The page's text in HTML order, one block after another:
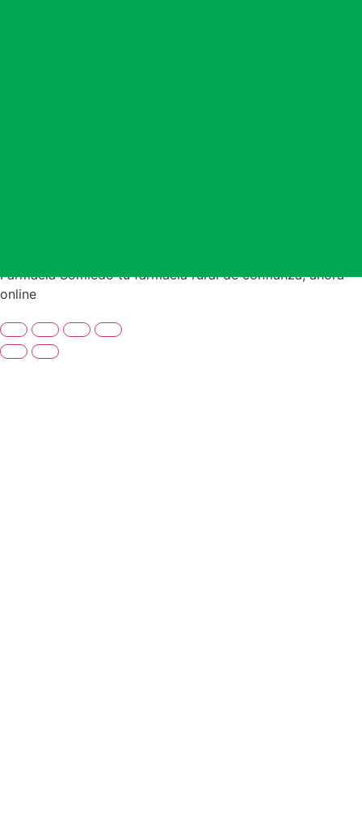
Farmacia Somiedo tu farmacia rural de confianza, ahora
online